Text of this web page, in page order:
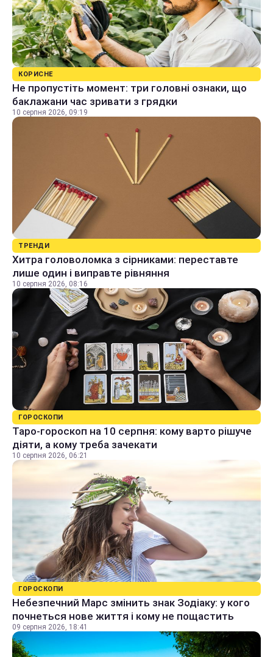
КОРИСНЕ
Не пропустіть момент: три головні ознаки, що
баклажани час зривати з грядки
10 серпня 2026, 09:19
ТРЕНДИ
Хитра головоломка з сірниками: переставте
лише один і виправте рівняння
10 серпня 2026, 08:16
ГОРОСКОПИ
Таро-гороскоп на 10 серпня: кому варто рішуче
діяти, а кому треба зачекати
10 серпня 2026, 06:21
ГОРОСКОПИ
Небезпечний Марс змінить знак Зодіаку: у кого
почнеться нове життя і кому не пощастить
09 серпня 2026, 18:41